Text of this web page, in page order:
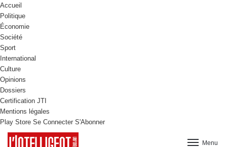
Accueil
Politique
Économie
Société
Sport
International
Culture
Opinions
Dossiers
Certification JTI
Mentions légales
Play Store Se Connecter S'Abonner
Menu